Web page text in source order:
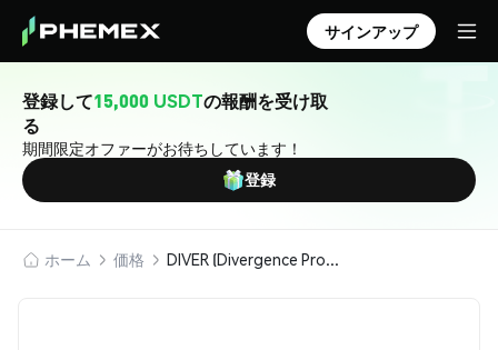
サインアップ
登録して15,000 USDTの報酬を受け取
る
期間限定オファーがお待ちしています！
登録
ホーム 価格 DIVER (Divergence Protocol)